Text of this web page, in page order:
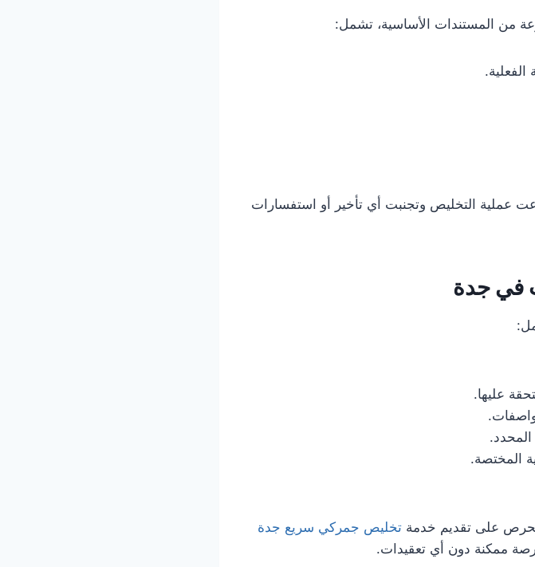
من المستندات الأساسية، تشمل:
الفعلية.
عملية التخليص وتجنبت أي تأخير أو استفسارات
في جدة
عليها.
المختصة.
نحرص على تقديم خدمة تخليص جمركي سريع جدة
ممكنة دون أي تعقيدات.